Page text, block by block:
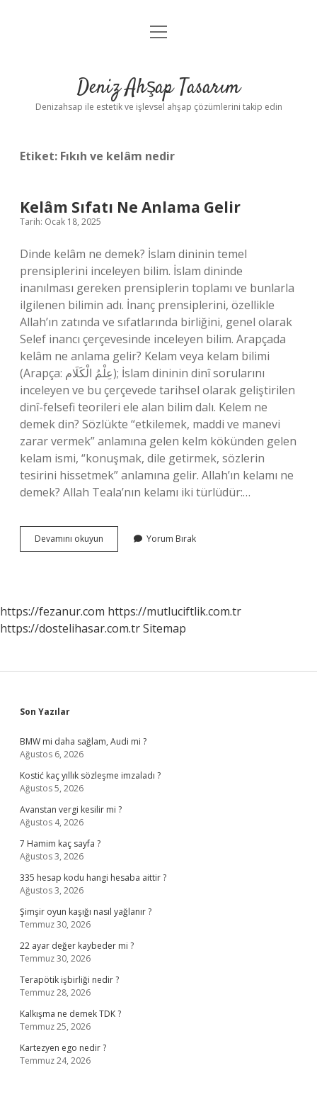
Anasayfa
Yasal Uyarı
menüyü
Deniz Ahşap Tasarım
Denizahsap ile estetik ve işlevsel ahşap çözümlerini takip edin
Etiket: Fıkıh ve kelâm nedir
Kelâm Sıfatı Ne Anlama Gelir
Tarih: Ocak 18, 2025
Dinde kelâm ne demek? İslam dininin temel
prensiplerini inceleyen bilim. İslam dininde
inanılması gereken prensiplerin toplamı ve bunlarla
ilgilenen bilimin adı. İnanç prensiplerini, özellikle
Allah’ın zatında ve sıfatlarında birliğini, genel olarak
Selef inancı çerçevesinde inceleyen bilim. Arapçada
kelâm ne anlama gelir? Kelam veya kelam bilimi
(Arapça: عِلْمُ الْكَلَام‎); İslam dininin dinî sorularını
inceleyen ve bu çerçevede tarihsel olarak geliştirilen
dinî-felsefi teorileri ele alan bilim dalı. Kelem ne
demek din? Sözlükte “etkilemek, maddi ve manevi
zarar vermek” anlamına gelen kelm kökünden gelen
kelam ismi, “konuşmak, dile getirmek, sözlerin
tesirini hissetmek” anlamına gelir. Allah’ın kelamı ne
demek? Allah Teala’nın kelamı iki türlüdür:…
Devamını okuyun
Sıfatı
Yorum Bırak
https://fezanur.com https://mutluciftlik.com.tr
https://dostelihasar.com.trSitemap
Sidebar
Son Yazılar
BMW mi daha sağlam, Audi mi ?
Ağustos 6, 2026
Kostić kaç yıllık sözleşme imzaladı ?
Ağustos 5, 2026
Avanstan vergi kesilir mi ?
Ağustos 4, 2026
7 Hamim kaç sayfa ?
Ağustos 3, 2026
335 hesap kodu hangi hesaba aittir ?
Ağustos 3, 2026
Şimşir oyun kaşığı nasıl yağlanır ?
Temmuz 30, 2026
22 ayar değer kaybeder mi ?
Temmuz 30, 2026
Terapötik işbirliği nedir ?
Temmuz 28, 2026
Kalkışma ne demek TDK ?
Temmuz 25, 2026
Kartezyen ego nedir ?
Temmuz 24, 2026